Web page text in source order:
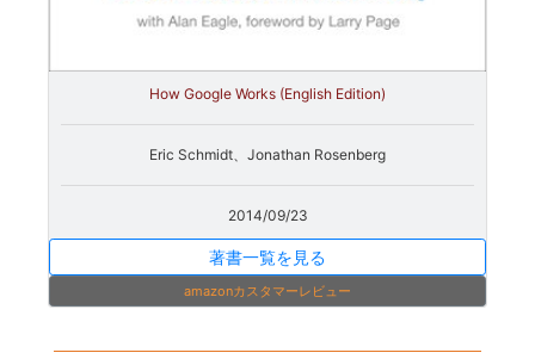
How Google Works (English Edition)
Eric Schmidt、Jonathan Rosenberg
2014/09/23
著書一覧を見る
amazonカスタマーレビュー